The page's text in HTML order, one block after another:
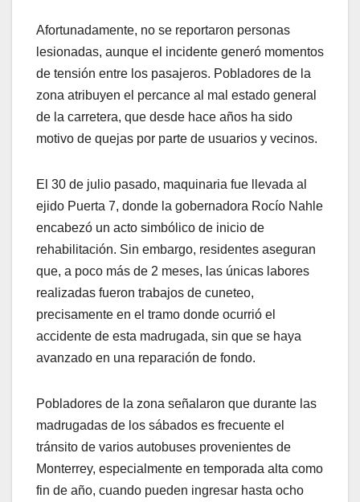
Afortunadamente, no se reportaron personas
lesionadas, aunque el incidente generó momentos
de tensión entre los pasajeros. Pobladores de la
zona atribuyen el percance al mal estado general
de la carretera, que desde hace años ha sido
motivo de quejas por parte de usuarios y vecinos.
El 30 de julio pasado, maquinaria fue llevada al
ejido Puerta 7, donde la gobernadora Rocío Nahle
encabezó un acto simbólico de inicio de
rehabilitación. Sin embargo, residentes aseguran
que, a poco más de 2 meses, las únicas labores
realizadas fueron trabajos de cuneteo,
precisamente en el tramo donde ocurrió el
accidente de esta madrugada, sin que se haya
avanzado en una reparación de fondo.
Pobladores de la zona señalaron que durante las
madrugadas de los sábados es frecuente el
tránsito de varios autobuses provenientes de
Monterrey, especialmente en temporada alta como
fin de año, cuando pueden ingresar hasta ocho